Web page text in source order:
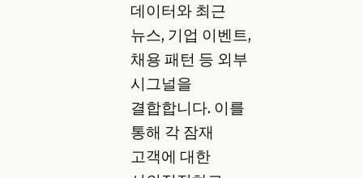
데이터와 최근
뉴스, 기업 이벤트,
채용 패턴 등 외부
시그널을
결합합니다. 이를
통해 각 잠재
고객에 대한